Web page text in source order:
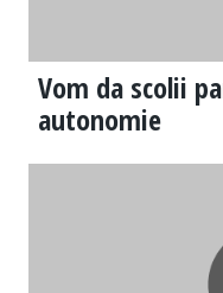
Vom da scolii
autonomie